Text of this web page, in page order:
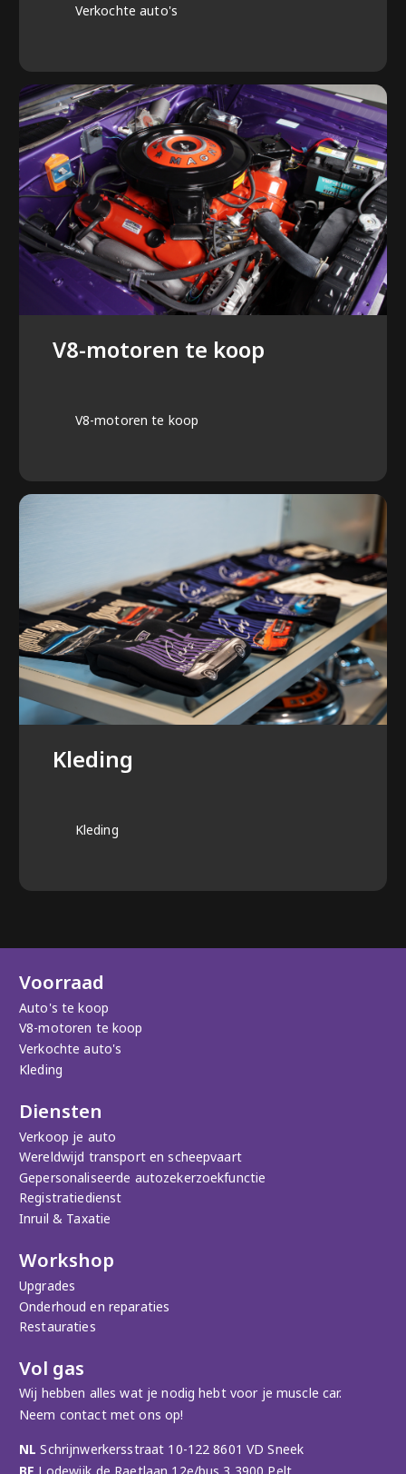
Verkochte auto's
V8-motoren te koop
V8-motoren te koop
Kleding
Kleding
Voorraad
Auto's te koop
V8-motoren te koop
Verkochte auto's
Kleding
Diensten
Verkoop je auto
Wereldwijd transport en scheepvaart
Gepersonaliseerde autozekerzoekfunctie
Registratiedienst
Inruil & Taxatie
Workshop
Upgrades
Onderhoud en reparaties
Restauraties
Vol gas
Wij hebben alles wat je nodig hebt voor je muscle car.
Neem contact met ons op!
NL Schrijnwerkersstraat 10-122 8601 VD Sneek